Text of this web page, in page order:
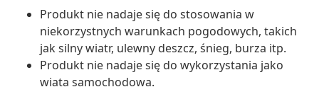
Produkt nie nadaje się do stosowania w
niekorzystnych warunkach pogodowych, takich
jak silny wiatr, ulewny deszcz, śnieg, burza itp.
Produkt nie nadaje się do wykorzystania jako
wiata samochodowa.